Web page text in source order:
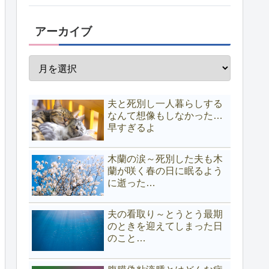
アーカイブ
夫と死別し一人暮らしする
なんて想像もしなかった…
早すぎるよ
木蘭の涙～死別した夫も木
蘭が咲く春の日に眠るよう
に逝った…
夫の看取り～とうとう最期
のときを迎えてしまった日
のこと…